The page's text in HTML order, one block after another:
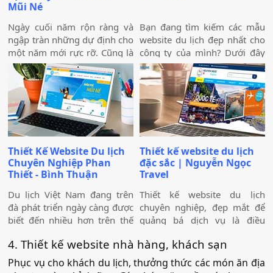
Mũi Né
Ngày cuối năm rộn ràng và
ngập tràn những dự định cho
một năm mới rực rỡ. Cũng là
ngày công ty mình bàn giao
dự án thiết kế website Mira
Tour Mũi Né – một website
chuyên về tour du lịch và
thuê xe
Bạn đang tìm kiếm các mẫu
website du lịch đẹp nhất cho
công ty của mình? Dưới đây
là mẫu website du lịch cực kỳ
đẹp, long lanh và chuyên
nghiệp, phù hợp với các sản
phẩm - dịch vụ mà công ty
đang cung cấp giúp bạn lựa
chọn mẫu website du lịch mà
Thiết Kế Website Du lịch
Chuyên Nghiệp Phan
Thiết - Bình Thuận
Du lịch Việt Nam đang trên
đà phát triển ngày càng được
biết đến nhiều hơn trên thế
nước được bình chọn là địa
chỉ yêu thích của du khách
Thiết kế website du lịch
đặc sắc | Nguyễn Ngọc
Travel
Thiết kế website du lịch
chuyên nghiệp, đẹp mắt để
quảng bá dịch vụ là điều
ty du lịch lữ hành, để gia tăng
doanh số cũng như thúc đẩy
4. Thiết kế website nhà hàng, khách sạn
Phục vụ cho khách du lịch, thưởng thức các món ăn địa